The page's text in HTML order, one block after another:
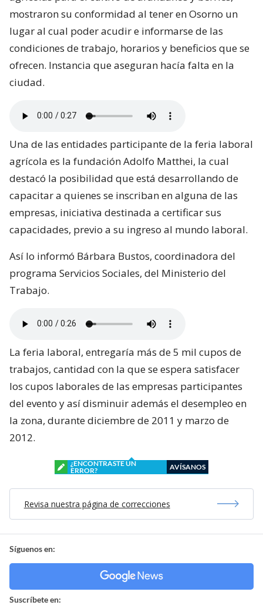
mostraron su conformidad al tener en Osorno un
lugar al cual poder acudir e informarse de las
condiciones de trabajo, horarios y beneficios que se
ofrecen. Instancia que aseguran hacía falta en la
ciudad.
Una de las entidades participante de la feria laboral
agrícola es la fundación Adolfo Matthei, la cual
destacó la posibilidad que está desarrollando de
capacitar a quienes se inscriban en alguna de las
empresas, iniciativa destinada a certificar sus
capacidades, previo a su ingreso al mundo laboral.
Así lo informó Bárbara Bustos, coordinadora del
programa Servicios Sociales, del Ministerio del
Trabajo.
La feria laboral, entregaría más de 5 mil cupos de
trabajos, cantidad con la que se espera satisfacer
los cupos laborales de las empresas participantes
del evento y así disminuir además el desempleo en
la zona, durante diciembre de 2011 y marzo de
2012.
¿ENCONTRASTE UN
ERROR?
AVÍSANOS
Revisa nuestra página de correcciones
Síguenos en:
Suscríbete en: